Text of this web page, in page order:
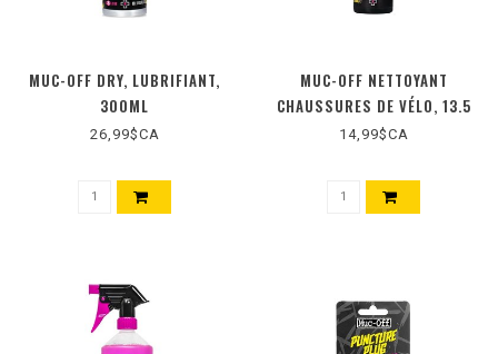
MUC-OFF DRY, LUBRIFIANT,
300ML
26,99$CA
MUC-OFF NETTOYANT
CHAUSSURES DE VÉLO, 13.5
US FL.OZ
14,99$CA